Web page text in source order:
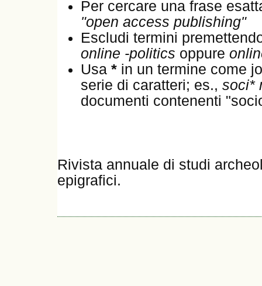
Per cercare una frase
"open access publishing"
Escludi termini
online -politics oppure
Usa * in un termine come
serie di caratteri; es., soci*
documenti contenenti
Rivista annuale di studi
epigrafici.